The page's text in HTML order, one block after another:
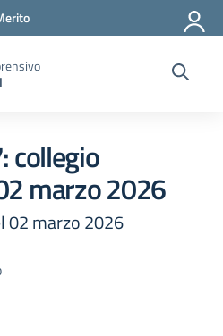
collegio
marzo 2026
02 marzo 2026